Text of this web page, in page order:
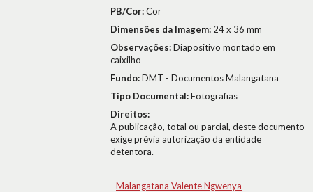
PB/Cor:Cor
Dimensões da Imagem: 24 x 36 mm
Observações:Diapositivo montado em
caixilho
Fundo:DMT - Documentos Malangatana
Tipo Documental:Fotografias
Direitos:
A publicação, total ou parcial, deste documento
exige prévia autorização da entidade
detentora.
Malangatana Valente Ngwenya